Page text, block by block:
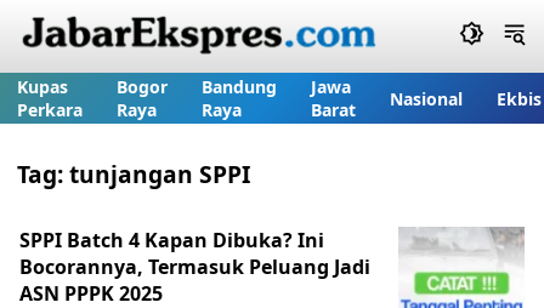
Kupas
Perkara
Bogor
Raya
Bandung
Raya
Jawa
Barat
Nasional Ekbis
Tag:tunjangan SPPI
SPPI Batch 4 Kapan Dibuka? Ini
Bocorannya, Termasuk Peluang Jadi
ASN PPPK 2025